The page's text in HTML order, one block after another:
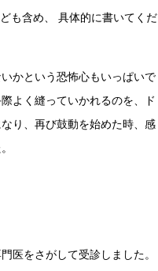
も含め、 具体的に書いてくだ
かという恐怖心もいっぱいで
よく縫っていかれるのを、ド
り、再び鼓動を始めた時、感
医をさがして受診しました。